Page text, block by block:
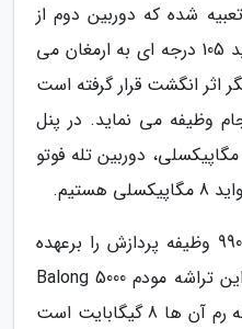
تعبیه شده که دوربین دوم از
نوع اولتراواید است و زاویه دید 105 درجه ای به ارمغان می
انگشت قرار گرفته است
وظیفه می نماید. در پنل
پشتی شاهد دوربین اصلی 40 مگاپیکسلی، دوربین تله فوتو
در داخل بدنه، تراشه کایرین 990 وظیفه پردازش را برعهده
دارد که برای مدل 5G در کنار این تراشه مودم Balong 5000
تعبیه شده است. حداقل حافظه رم آن ها 8 گیگابایت است